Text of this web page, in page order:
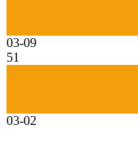
03-09
51
03-02